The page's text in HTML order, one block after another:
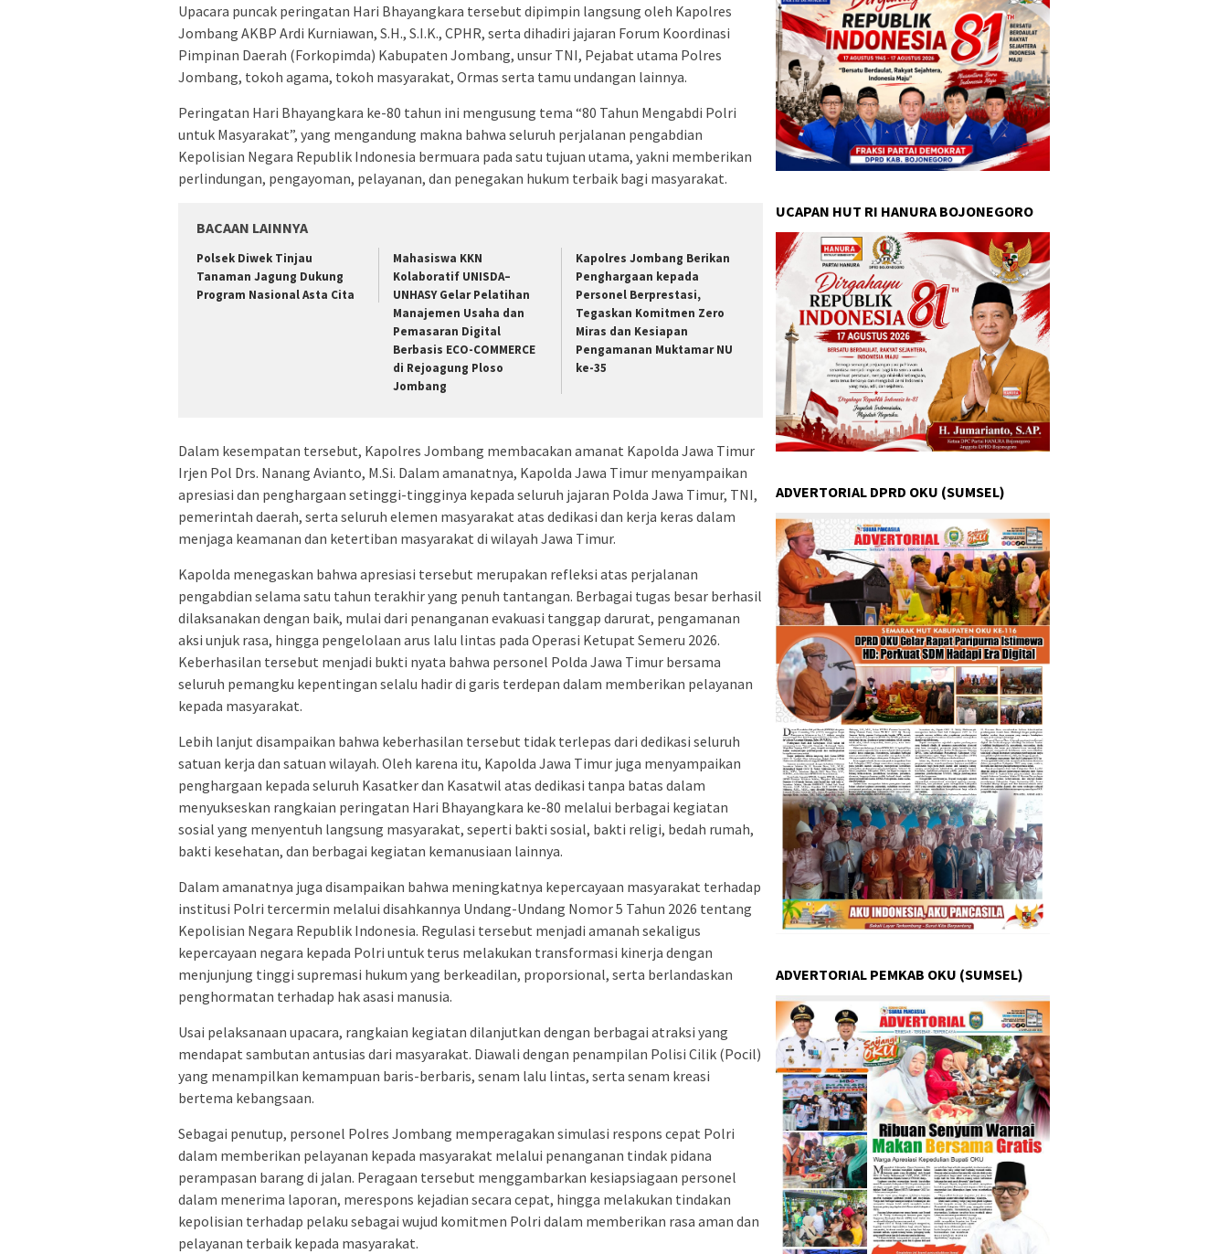
Upacara puncak peringatan Hari Bhayangkara tersebut dipimpin langsung oleh Kapolres
Jombang AKBP Ardi Kurniawan, S.H., S.I.K., CPHR, serta dihadiri jajaran Forum Koordinasi
Pimpinan Daerah (Forkopimda) Kabupaten Jombang, unsur TNI, Pejabat utama Polres
Jombang, tokoh agama, tokoh masyarakat, Ormas serta tamu undangan lainnya.
Peringatan Hari Bhayangkara ke-80 tahun ini mengusung tema “80 Tahun Mengabdi Polri
untuk Masyarakat”, yang mengandung makna bahwa seluruh perjalanan pengabdian
Kepolisian Negara Republik Indonesia bermuara pada satu tujuan utama, yakni memberikan
perlindungan, pengayoman, pelayanan, dan penegakan hukum terbaik bagi masyarakat.
BACAAN LAINNYA
Polsek Diwek Tinjau
Tanaman Jagung Dukung
Program Nasional Asta Cita
Mahasiswa KKN
Kolaboratif UNISDA–
UNHASY Gelar Pelatihan
Manajemen Usaha dan
Pemasaran Digital
Berbasis ECO-COMMERCE
di Rejoagung Ploso
Jombang
Kapolres Jombang Berikan
Penghargaan kepada
Personel Berprestasi,
Tegaskan Komitmen Zero
Miras dan Kesiapan
Pengamanan Muktamar NU
ke-35
Dalam kesempatan tersebut, Kapolres Jombang membacakan amanat Kapolda Jawa Timur
Irjen Pol Drs. Nanang Avianto, M.Si. Dalam amanatnya, Kapolda Jawa Timur menyampaikan
apresiasi dan penghargaan setinggi-tingginya kepada seluruh jajaran Polda Jawa Timur, TNI,
pemerintah daerah, serta seluruh elemen masyarakat atas dedikasi dan kerja keras dalam
menjaga keamanan dan ketertiban masyarakat di wilayah Jawa Timur.
Kapolda menegaskan bahwa apresiasi tersebut merupakan refleksi atas perjalanan
pengabdian selama satu tahun terakhir yang penuh tantangan. Berbagai tugas besar berhasil
dilaksanakan dengan baik, mulai dari penanganan evakuasi tanggap darurat, pengamanan
aksi unjuk rasa, hingga pengelolaan arus lalu lintas pada Operasi Ketupat Semeru 2026.
Keberhasilan tersebut menjadi bukti nyata bahwa personel Polda Jawa Timur bersama
seluruh pemangku kepentingan selalu hadir di garis terdepan dalam memberikan pelayanan
kepada masyarakat.
Lebih lanjut disampaikan bahwa keberhasilan tersebut tidak terlepas dari dedikasi seluruh
satuan kerja dan satuan wilayah. Oleh karena itu, Kapolda Jawa Timur juga menyampaikan
penghargaan kepada seluruh Kasatker dan Kasatwil atas dedikasi tanpa batas dalam
menyukseskan rangkaian peringatan Hari Bhayangkara ke-80 melalui berbagai kegiatan
sosial yang menyentuh langsung masyarakat, seperti bakti sosial, bakti religi, bedah rumah,
bakti kesehatan, dan berbagai kegiatan kemanusiaan lainnya.
Dalam amanatnya juga disampaikan bahwa meningkatnya kepercayaan masyarakat terhadap
institusi Polri tercermin melalui disahkannya Undang-Undang Nomor 5 Tahun 2026 tentang
Kepolisian Negara Republik Indonesia. Regulasi tersebut menjadi amanah sekaligus
kepercayaan negara kepada Polri untuk terus melakukan transformasi kinerja dengan
menjunjung tinggi supremasi hukum yang berkeadilan, proporsional, serta berlandaskan
penghormatan terhadap hak asasi manusia.
Usai pelaksanaan upacara, rangkaian kegiatan dilanjutkan dengan berbagai atraksi yang
mendapat sambutan antusias dari masyarakat. Diawali dengan penampilan Polisi Cilik (Pocil)
yang menampilkan kemampuan baris-berbaris, senam lalu lintas, serta senam kreasi
bertema kebangsaan.
Sebagai penutup, personel Polres Jombang memperagakan simulasi respons cepat Polri
dalam memberikan pelayanan kepada masyarakat melalui penanganan tindak pidana
perampasan barang di jalan. Peragaan tersebut menggambarkan kesiapsiagaan personel
dalam menerima laporan, merespons kejadian secara cepat, hingga melakukan tindakan
kepolisian terhadap pelaku sebagai wujud komitmen Polri dalam memberikan rasa aman dan
pelayanan terbaik kepada masyarakat.
UCAPAN HUT RI HANURA BOJONEGORO
ADVERTORIAL DPRD OKU (SUMSEL)
ADVERTORIAL PEMKAB OKU (SUMSEL)